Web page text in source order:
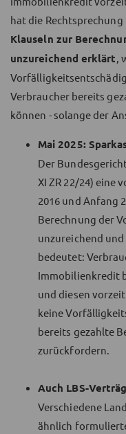
hat die
Klauseln zur
unzureichend erklärt,
Verbraucher bereits
können - solange der
Mai 2025:
Der
XI ZR 22/24) eine
2016 und Anfang
Berechnung der
unzureichend
bedeutet:
Immobilienkredit
und diesen
keine
bereits gezahlte
zurückfordern.
Auch LBS-
Verschiedene
ähnlich